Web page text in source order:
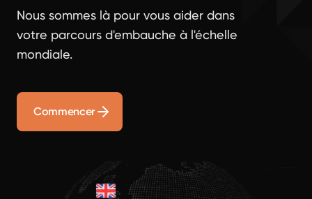
Nous sommes là pour vous aider dans
votre parcours d'embauche à l'échelle
mondiale.
Commencer